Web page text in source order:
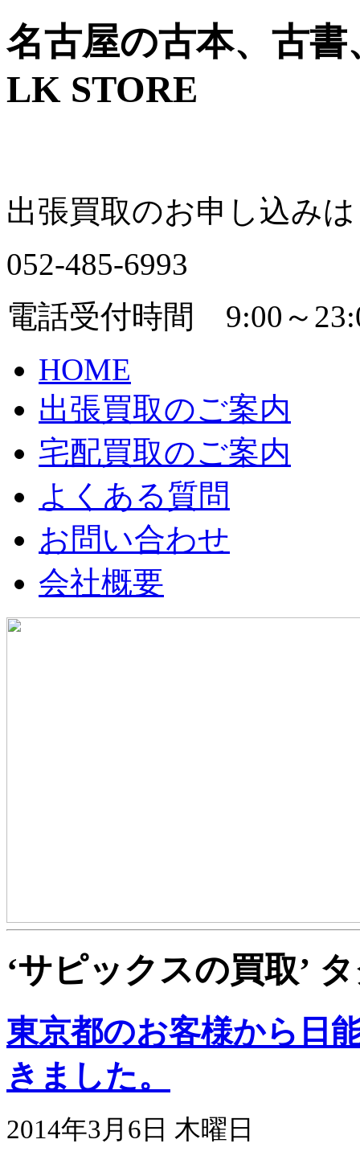
名古屋の古本、古
LK STORE
出張買取のお申し込みは
052-485-6993
電話受付時間 9:00～
HOME
出張買取のご案内
宅配買取のご案内
よくある質問
お問い合わせ
会社概要
‘サピックスの買取’
東京都のお客様から日
きました。
2014年3月6日 木曜日